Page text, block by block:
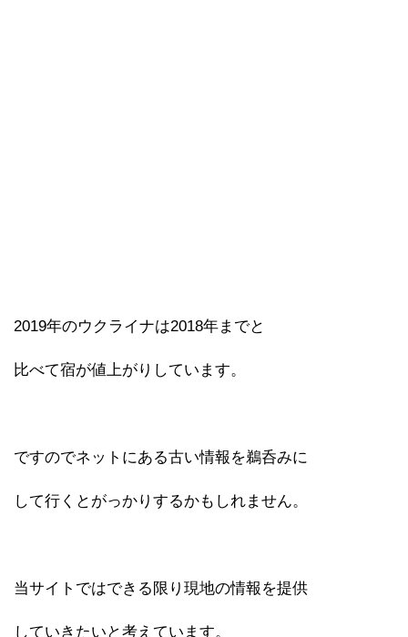
2019年のウクライナは2018年までと
比べて宿が値上がりしています。
ですのでネットにある古い情報を鵜呑みに
して行くとがっかりするかもしれません。
当サイトではできる限り現地の情報を提供
していきたいと考えています。